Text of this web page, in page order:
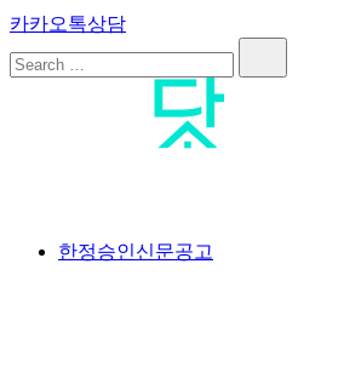
카카오톡상담
신문공고 #한정승인신문공고 #상속한정
한정승인신문공고